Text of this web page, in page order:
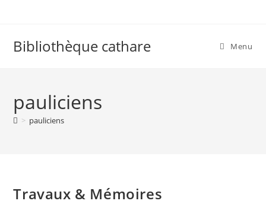
Bibliothèque cathare Menu
pauliciens
> pauliciens
Travaux & Mémoires